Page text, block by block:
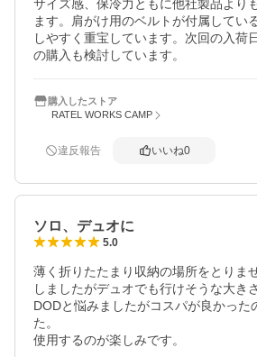
サイズ感、保冷力ともに他社製品より
ます。肩がけ用のベルトが付属してい
しやすく重宝しています。次回の入荷
の購入も検討しています。
購入したストア
RATEL WORKS CAMP
違反報告 いいね0
ソロ、デュオに
5.0
薄く折りたたまり収納の場所をとりま
しましたがデュオでも行けそうな大き
DODと悩みましたがコスパが良かった
た。
使用するのが楽しみです。